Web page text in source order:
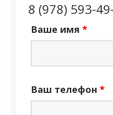
8 (978) 593-
Ваше имя *
Ваш телефон *